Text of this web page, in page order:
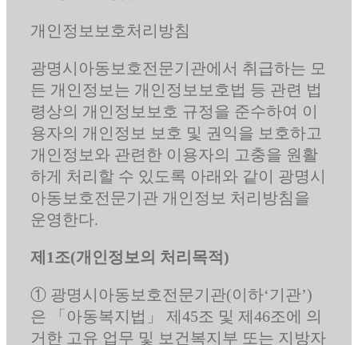
개인정보보호처리방침
광명시아동보호전문기관에서 취급하는 모
든 개인정보는 개인정보보호법 등 관련 법
령상의 개인정보보호 규정을 준수하여 이
용자의 개인정보 보호 및 권익을 보호하고
개인정보와 관련한 이용자의 고충을 원활
하게 처리할 수 있도록 아래와 같이 광명시
아동보호전문기관 개인정보 처리방침을
운영한다.
제1조(개인정보의 처리목적)
① 광명시아동보호전문기관(이하‘기관’)
은 「아동복지법」 제45조 및 제46조에 의
거한 고유 업무 및 보건복지부 또는 지방자